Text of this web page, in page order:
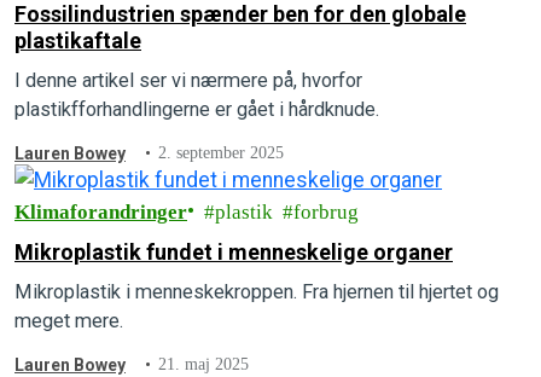
Fossilindustrien spænder ben for den globale
plastikaftale
I denne artikel ser vi nærmere på, hvorfor
plastikfforhandlingerne er gået i hårdknude.
Lauren Bowey 2. september 2025
Klimaforandringer plastik forbrug
Mikroplastik fundet i menneskelige organer
Mikroplastik i menneskekroppen. Fra hjernen til hjertet og
meget mere.
Lauren Bowey 21. maj 2025